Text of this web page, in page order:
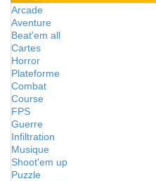
Arcade
Aventure
Beat'em all
Cartes
Horror
Plateforme
Combat
Course
FPS
Guerre
Infiltration
Musique
Shoot'em up
Puzzle